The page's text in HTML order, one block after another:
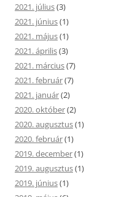
2021. július(3)
2021. június(1)
2021. május(1)
2021. április(3)
2021. március(7)
2021. február(7)
2021. január(2)
2020. október(2)
2020. augusztus(1)
2020. február(1)
2019. december(1)
2019. augusztus(1)
2019. június(1)